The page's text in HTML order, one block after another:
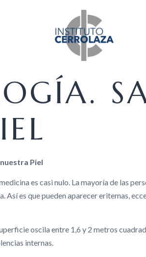
Piel
es casi nulo. La mayoría de las
es que pueden aparecer eritemas,
oscila entre 1,6 y 2 metros
internas.